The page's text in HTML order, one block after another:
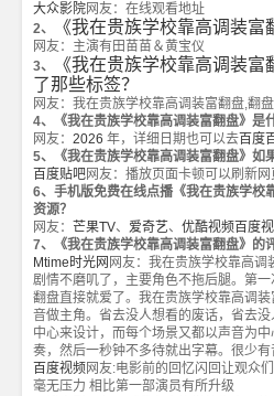
大众影院网友：在线观看地址
2、
《我在贵族学校靠高调装富
网友：主演有田苗苗＆黄宝仪
3、
《我在贵族学校靠高调装
了那些标签？
网友：我在贵族学校靠高调装富翻盘,翻
4、《我在贵族学校靠高调装富翻盘》是
网友： 2026 年，详细日期也可以去百度
5、《我在贵族学校靠高调装富翻盘》如
百度贴吧网友：播放页面卡顿可以刷新网
6、手机版免费在线点播《我在贵族学校
资源？
网友： 芒果TV、 爱奇艺、 优酷视频 百度
7、《我在贵族学校靠高调装富翻盘》的
Mtime时光网 网友：我在贵族学校靠高调
剧情不磨叽了，主要角色不拖后腿。第
翻盘直接就爱了。我在贵族学校靠高调
音做主角。省去没人想看的废话，省去
中心来设计，而每个场景又都以声音为
奏，然后一秒钟不多待就出字幕。很少有
百度视频 网友:电影前的回忆闪回让观众
毫无压力 相比第一部演员有所升级